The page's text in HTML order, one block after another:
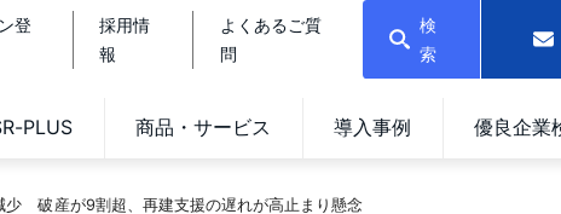
登
採用情
報
よくあるご質
問
検
索
PLUS 商品・サービス 導入事例 優良企業
少 破産が9割超、再建支援の遅れが高止まり懸念